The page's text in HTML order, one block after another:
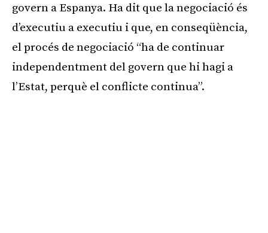
govern a Espanya. Ha dit que la negociació és
d’executiu a executiu i que, en conseqüència,
el procés de negociació “ha de continuar
independentment del govern que hi hagi a
l’Estat, perquè el conflicte continua”.